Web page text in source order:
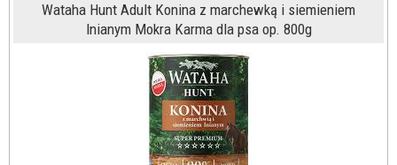
Wataha Hunt Adult Konina z marchewką i siemieniem
lnianym Mokra Karma dla psa op. 800g